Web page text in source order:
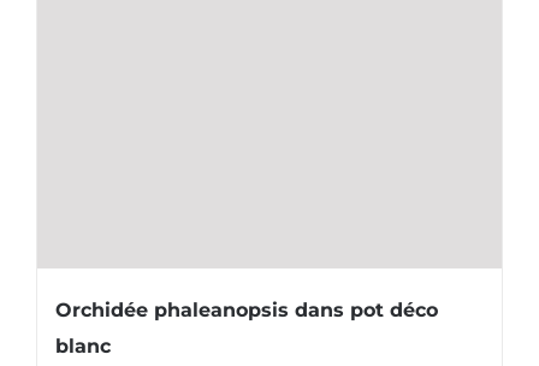
Orchidée phaleanopsis dans pot déco
blanc